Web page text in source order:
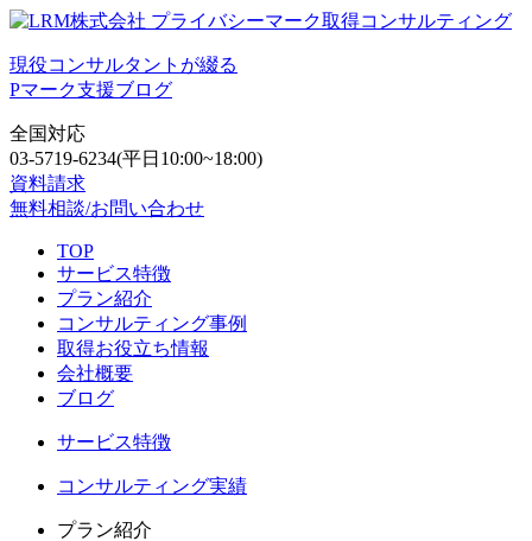
現役コンサルタントが綴る
Pマーク支援ブログ
全国対応
03-5719-6234(平日10:00~18:00)
資料請求
無料相談/お問い合わせ
TOP
サービス特徴
プラン紹介
コンサルティング事例
取得お役立ち情報
会社概要
ブログ
サービス特徴
コンサルティング実績
プラン紹介